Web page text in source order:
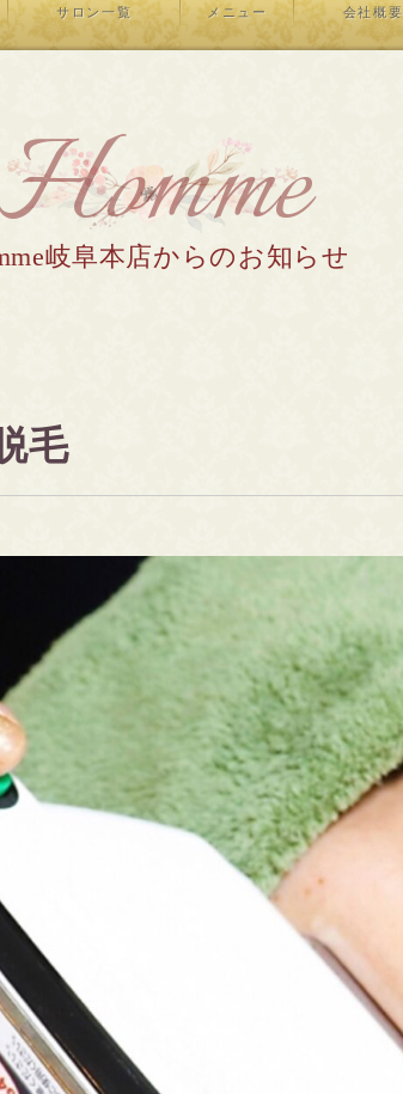
サロン一覧 メニュー 会社概要
岐阜本店からのお知らせ
毛